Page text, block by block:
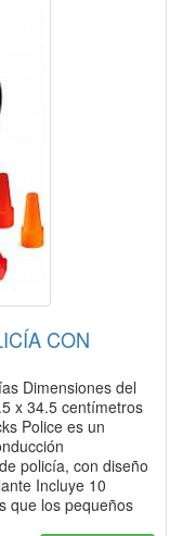
CON
Dimensiones del
x 34.5 centímetros
Police es un
policía, con diseño
Incluye 10
que los pequeños